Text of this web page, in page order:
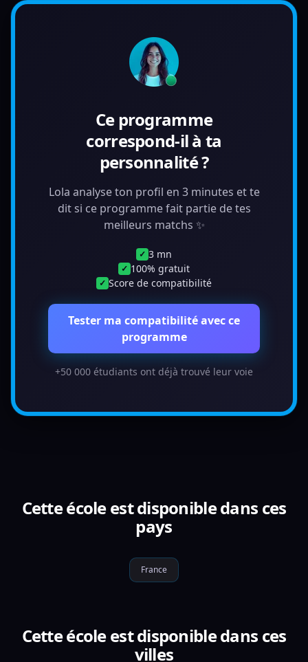
Ce programme
correspond-il à ta
personnalité ?
Lola analyse ton profil en 3 minutes et te
dit si ce programme fait partie de tes
meilleurs matchs ✨
✓ 3 mn
✓ 100% gratuit
✓ Score de compatibilité
Tester ma compatibilité avec ce
programme
+50 000 étudiants ont déjà trouvé leur voie
Cette école est disponible dans ces
pays
France
Cette école est disponible dans ces
villes